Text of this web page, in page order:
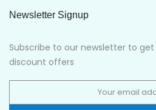
Newsletter Signup
Subscribe to our newsletter to
discount offers